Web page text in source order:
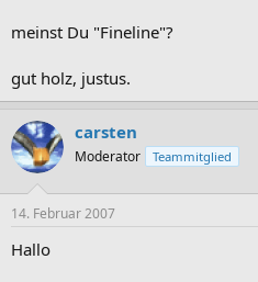
meinst Du "Fineline"?
gut holz, justus.
carsten
Moderator Teammitglied
14. Februar 2007
Hallo